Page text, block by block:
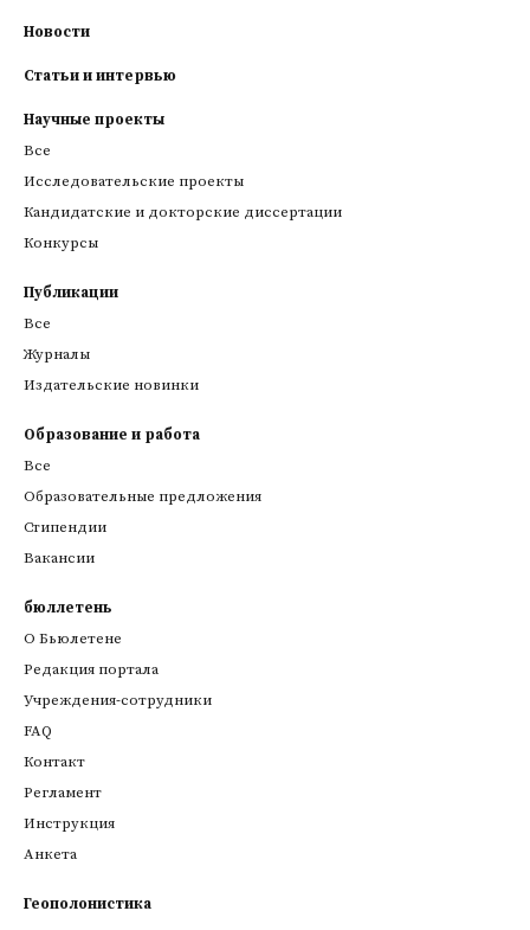
Новости
Статьи и интервью
Научные проекты
Все
Исследовательские проекты
Кандидатские и докторские диссертации
Конкурсы
Публикации
Все
Журналы
Издательские новинки
Образование и работа
Все
Образовательные предложения
Стипендии
Вакансии
бюллетень
О Бьюлетене
Редакция портала
Учреждения-сотрудники
FAQ
Контакт
Регламент
Инструкция
Анкета
Геополонистика